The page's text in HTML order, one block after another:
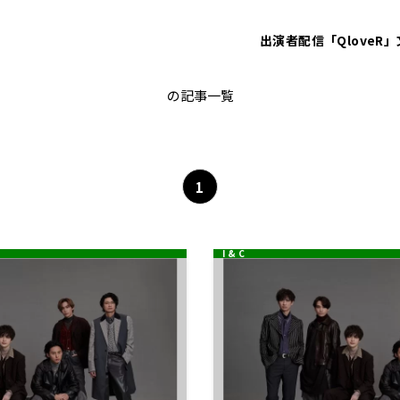
出演者配信「QloveR」
Kis-My-Ft2
の記事一覧
1